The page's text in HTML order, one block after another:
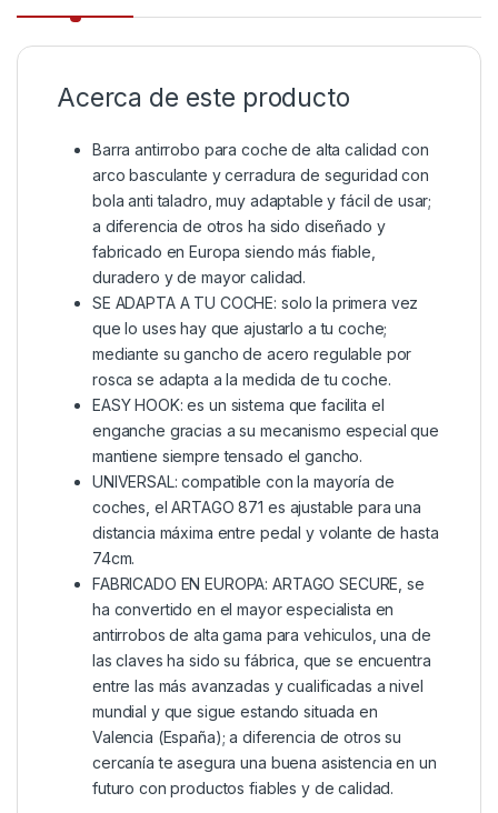
Acerca de este producto
Barra antirrobo para coche de alta calidad con
arco basculante y cerradura de seguridad con
bola anti taladro, muy adaptable y fácil de usar;
a diferencia de otros ha sido diseñado y
fabricado en Europa siendo más fiable,
duradero y de mayor calidad.
SE ADAPTA A TU COCHE: solo la primera vez
que lo uses hay que ajustarlo a tu coche;
mediante su gancho de acero regulable por
rosca se adapta a la medida de tu coche.
EASY HOOK: es un sistema que facilita el
enganche gracias a su mecanismo especial que
mantiene siempre tensado el gancho.
UNIVERSAL: compatible con la mayoría de
coches, el ARTAGO 871 es ajustable para una
distancia máxima entre pedal y volante de hasta
74cm.
FABRICADO EN EUROPA: ARTAGO SECURE, se
ha convertido en el mayor especialista en
antirrobos de alta gama para vehiculos, una de
las claves ha sido su fábrica, que se encuentra
entre las más avanzadas y cualificadas a nivel
mundial y que sigue estando situada en
Valencia (España); a diferencia de otros su
cercanía te asegura una buena asistencia en un
futuro con productos fiables y de calidad.